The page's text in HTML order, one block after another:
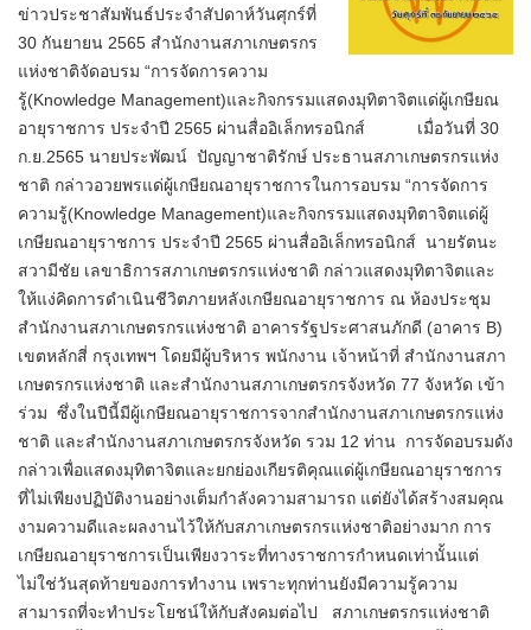
ข่าวประชาสัมพันธ์ประจำสัปดาห์วันศุกร์ที่
30 กันยายน 2565 สำนักงานสภาเกษตรกร
แห่งชาติจัดอบรม “การจัดการความ
รู้(Knowledge Management)และกิจกรรมแสดงมุทิตาจิตแด่ผู้เกษียณ
อายุราชการ ประจำปี 2565 ผ่านสื่ออิเล็กทรอนิกส์ เมื่อวันที่ 30
ก.ย.2565 นายประพัฒน์ ปัญญาชาติรักษ์ ประธานสภาเกษตรกรแห่ง
ชาติ กล่าวอวยพรแด่ผู้เกษียณอายุราชการในการอบรม “การจัดการ
ความรู้(Knowledge Management)และกิจกรรมแสดงมุทิตาจิตแด่ผู้
เกษียณอายุราชการ ประจำปี 2565 ผ่านสื่ออิเล็กทรอนิกส์ นายรัตนะ
สวามีชัย เลขาธิการสภาเกษตรกรแห่งชาติ กล่าวแสดงมุทิตาจิตและ
ให้แง่คิดการดำเนินชีวิตภายหลังเกษียณอายุราชการ ณ ห้องประชุม
สำนักงานสภาเกษตรกรแห่งชาติ อาคารรัฐประศาสนภักดี (อาคาร B)
เขตหลักสี่ กรุงเทพฯ โดยมีผู้บริหาร พนักงาน เจ้าหน้าที่ สำนักงานสภา
เกษตรกรแห่งชาติ และสำนักงานสภาเกษตรกรจังหวัด 77 จังหวัด เข้า
ร่วม ซึ่งในปีนี้มีผู้เกษียณอายุราชการจากสำนักงานสภาเกษตรกรแห่ง
ชาติ และสำนักงานสภาเกษตรกรจังหวัด รวม 12 ท่าน การจัดอบรมดัง
กล่าวเพื่อแสดงมุทิตาจิตและยกย่องเกียรติคุณแด่ผู้เกษียณอายุราชการ
ที่ไม่เพียงปฏิบัติงานอย่างเต็มกำลังความสามารถ แต่ยังได้สร้างสมคุณ
งามความดีและผลงานไว้ให้กับสภาเกษตรกรแห่งชาติอย่างมาก การ
เกษียณอายุราชการเป็นเพียงวาระที่ทางราชการกำหนดเท่านั้นแต่
ไม่ใช่วันสุดท้ายของการทำงาน เพราะทุกท่านยังมีความรู้ความ
สามารถที่จะทำประโยชน์ให้กับสังคมต่อไป สภาเกษตรกรแห่งชาติ